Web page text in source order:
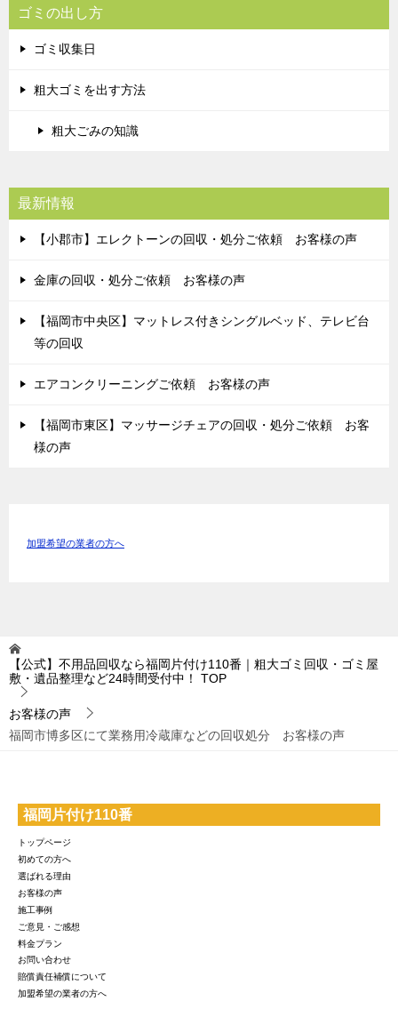
ゴミの出し方
ゴミ収集日
粗大ゴミを出す方法
粗大ごみの知識
最新情報
【小郡市】エレクトーンの回収・処分ご依頼 お客様の声
金庫の回収・処分ご依頼 お客様の声
【福岡市中央区】マットレス付きシングルベッド、テレビ台
等の回収
エアコンクリーニングご依頼 お客様の声
【福岡市東区】マッサージチェアの回収・処分ご依頼 お客
様の声
加盟希望の業者の方へ
【公式】不用品回収なら福岡片付け110番｜粗大ゴミ回収・ゴミ屋
敷・遺品整理など24時間受付中！
TOP
お客様の声
福岡市博多区にて業務用冷蔵庫などの回収処分 お客様の声
福岡片付け110番
トップページ
初めての方へ
選ばれる理由
お客様の声
施工事例
ご意見・ご感想
料金プラン
お問い合わせ
賠償責任補償について
加盟希望の業者の方へ